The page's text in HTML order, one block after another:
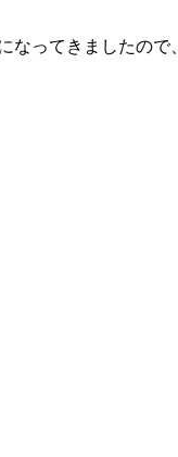
なってきましたので
上之園